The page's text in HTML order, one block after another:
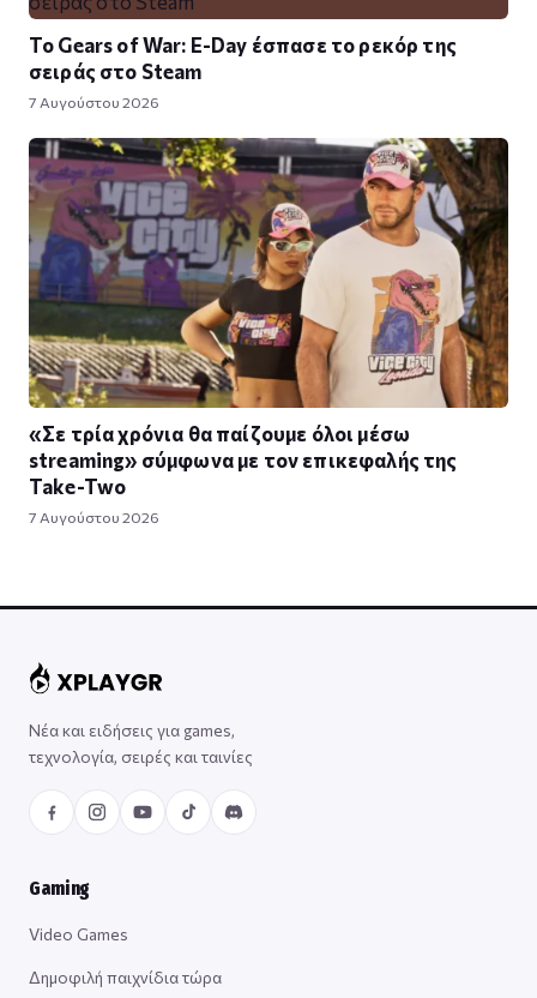
Το Gears of War: E-Day έσπασε το ρεκόρ της
σειράς στο Steam
7 Αυγούστου 2026
«Σε τρία χρόνια θα παίζουμε όλοι μέσω
streaming» σύμφωνα με τον επικεφαλής της
Take-Two
7 Αυγούστου 2026
Νέα και ειδήσεις για games,
τεχνολογία, σειρές και ταινίες
Gaming
Video Games
Δημοφιλή παιχνίδια τώρα